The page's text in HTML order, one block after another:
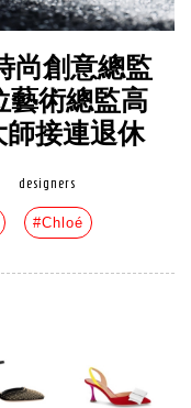
尚創意總監
藝術總監高
師接連退休
designers
#Chloé